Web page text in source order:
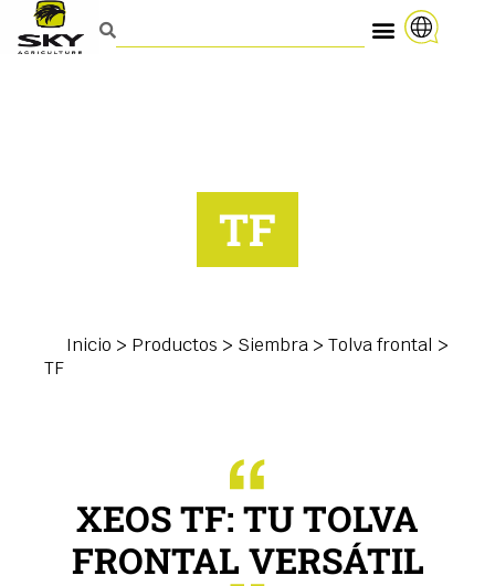
TF
Inicio > Productos > Siembra > Tolva frontal >
TF
XEOS TF: TU TOLVA
FRONTAL VERSÁTIL